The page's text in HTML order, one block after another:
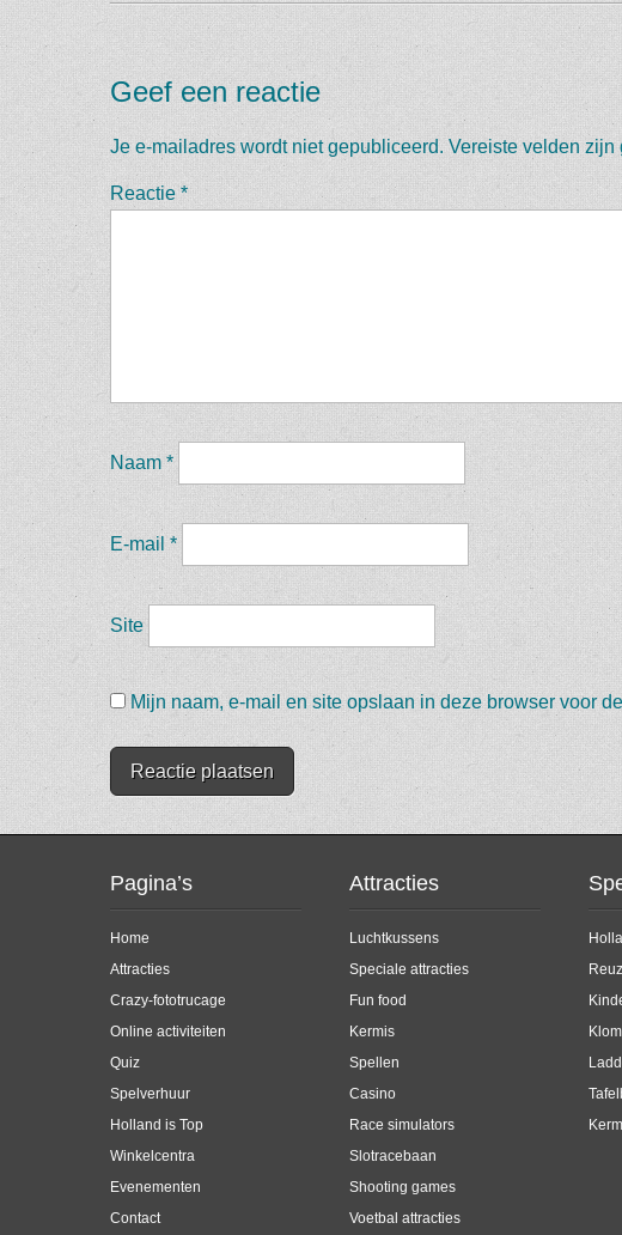
Geef een reactie
Je e-mailadres wordt niet gepubliceerd. Vereiste velden zijn
Reactie *
Naam *
E-mail *
Site
Mijn naam, e-mail en site opslaan in deze browser voor
Pagina’s
Home
Attracties
Crazy-fototrucage
Online activiteiten
Quiz
Spelverhuur
Holland is Top
Winkelcentra
Evenementen
Contact
Attracties
Luchtkussens
Speciale attracties
Fun food
Kermis
Spellen
Casino
Race simulators
Slotracebaan
Shooting games
Voetbal attracties